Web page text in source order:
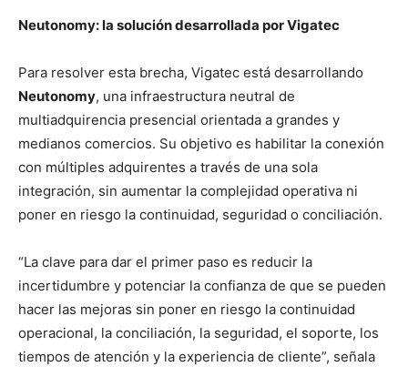
Neutonomy: la solución desarrollada por Vigatec
Para resolver esta brecha, Vigatec está desarrollando
Neutonomy, una infraestructura neutral de
multiadquirencia presencial orientada a grandes y
medianos comercios. Su objetivo es habilitar la conexión
con múltiples adquirentes a través de una sola
integración, sin aumentar la complejidad operativa ni
poner en riesgo la continuidad, seguridad o conciliación.
“La clave para dar el primer paso es reducir la
incertidumbre y potenciar la confianza de que se pueden
hacer las mejoras sin poner en riesgo la continuidad
operacional, la conciliación, la seguridad, el soporte, los
tiempos de atención y la experiencia de cliente”, señala